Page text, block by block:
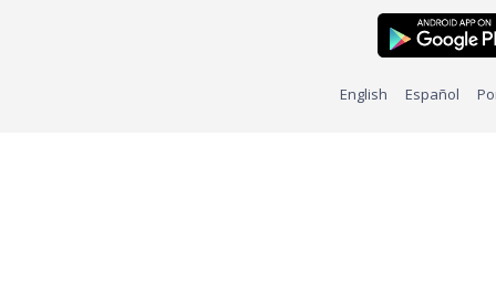
English Español